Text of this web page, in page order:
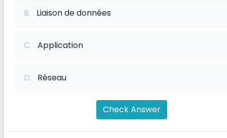
B. Liaison de données
C. Application
D. Réseau
Check Answer